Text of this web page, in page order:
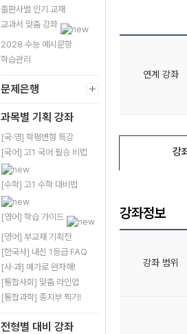
출판사별 인기 교재
교과서 맞춤 강좌
2028 수능 예시문항
학습관리
문제은행
과목별 기획 강좌
[국·영] 학평변형 특강
[국어] 고1 국어 필승 비법
[수학] 고1 수학 대비법
[영어] 학습 가이드
[영어] 부교재 기획전
[한국사] 내신 1등급 FAQ
[사·과] 메가로 완자해!
[통합사회] 맞춤 라인업
[통합과학] 종지부 찍기!
전형별 대비 강좌
연계 강좌
강
강좌정보
강좌 범위